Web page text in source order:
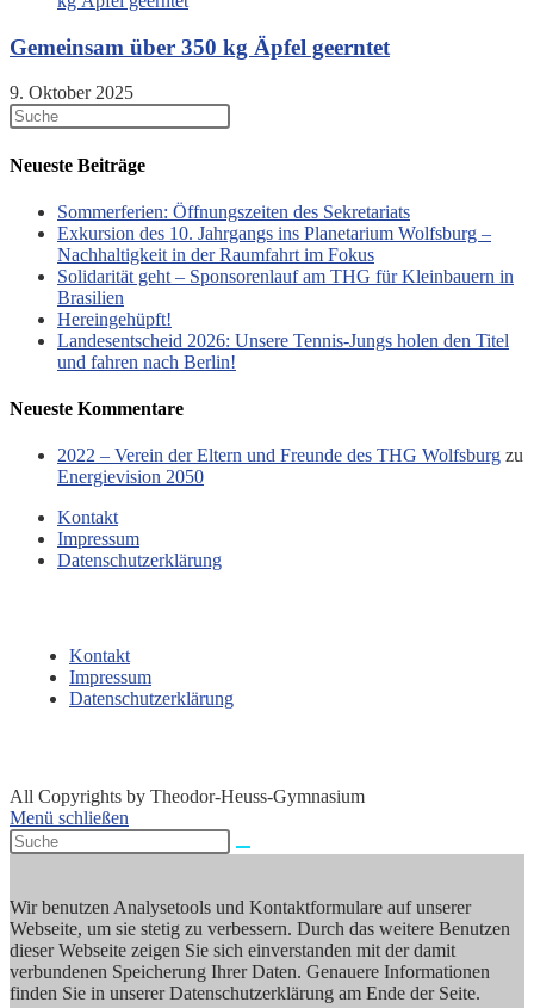
Gemeinsam über 350 kg Äpfel geerntet
9. Oktober 2025
Neueste Beiträge
Sommerferien: Öffnungszeiten des Sekretariats
Exkursion des 10. Jahrgangs ins Planetarium Wolfsburg –
Nachhaltigkeit in der Raumfahrt im Fokus
Solidarität geht – Sponsorenlauf am THG für Kleinbauern in
Brasilien
Hereingehüpft!
Landesentscheid 2026: Unsere Tennis‑Jungs holen den Titel
und fahren nach Berlin!
Neueste Kommentare
2022 – Verein der Eltern und Freunde des THG Wolfsburg zu
Energievision 2050
Kontakt
Impressum
Datenschutzerklärung
Kontakt
Impressum
Datenschutzerklärung
All Copyrights by Theodor-Heuss-Gymnasium
Menü schließen
Wir benutzen Analysetools und Kontaktformulare auf unserer
Webseite, um sie stetig zu verbessern. Durch das weitere Benutzen
dieser Webseite zeigen Sie sich einverstanden mit der damit
verbundenen Speicherung Ihrer Daten. Genauere Informationen
finden Sie in unserer Datenschutzerklärung am Ende der Seite.